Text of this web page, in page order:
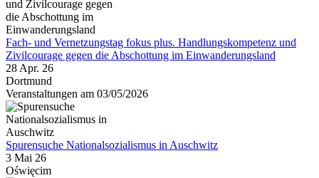
Fach- und Vernetzungstag fokus plus. Handlungskompetenz und
Zivilcourage gegen die Abschottung im Einwanderungsland
28 Apr. 26
Dortmund
Veranstaltungen am 03/05/2026
Spurensuche Nationalsozialismus in Auschwitz
3 Mai 26
Oświęcim